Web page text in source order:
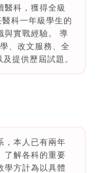
醫科，獲得全級
科一年級學生的
與實戰經驗。 導
、改文服務、全
提供歷屆試題。
，本人已有兩年
了解各科的重要
學方計為以具體